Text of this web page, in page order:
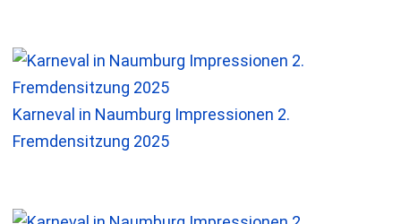
Karneval in Naumburg Impressionen 2.
Fremdensitzung 2025